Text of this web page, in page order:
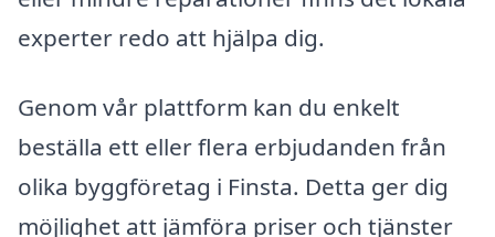
experter redo att hjälpa dig.
Genom vår plattform kan du enkelt
beställa ett eller flera erbjudanden från
olika byggföretag i Finsta. Detta ger dig
möjlighet att jämföra priser och tjänster